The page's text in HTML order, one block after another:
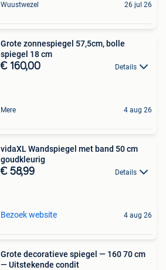
Wuustwezel 26 jul 26
Grote zonnespiegel 57,5cm, bolle
spiegel 18 cm
€ 160,00 Details
Mere 4 aug 26
vidaXL Wandspiegel met band 50 cm
goudkleurig
€ 58,99 Details
Bezoek website 4 aug 26
Grote decoratieve spiegel — 160 70 cm
— Uitstekende condit